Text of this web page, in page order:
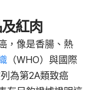
紅肉
，像是香腸、熱
（WHO）與國際
為第2A類致癌